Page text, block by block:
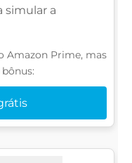
simular a
Amazon Prime, mas